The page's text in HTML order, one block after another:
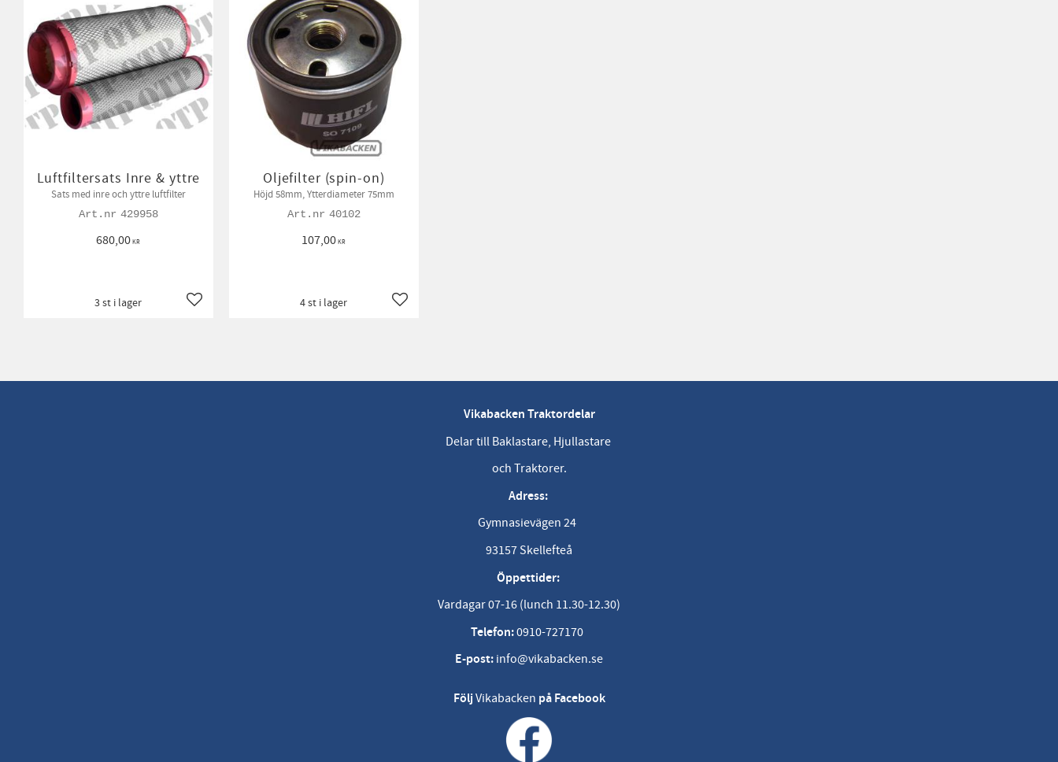
Luftfiltersats Inre & yttre
Sats med inre och yttre luftfilter
429958
680,00KR
Lägg till i favoriter
3 st i lager
Oljefilter (spin-on)
Höjd 58mm, Ytterdiameter 75mm
40102
107,00KR
Lägg till i favoriter
4 st i lager
Vikabacken Traktordelar
Delar till Baklastare, Hjullastare
och Traktorer.
Adress:
Gymnasievägen 24
93157 Skellefteå
Öppettider:
Vardagar 07-16 (lunch 11.30-12.30)
Telefon:0910-727170
E-post: info@vikabacken.se
FöljVikabacken på Facebook